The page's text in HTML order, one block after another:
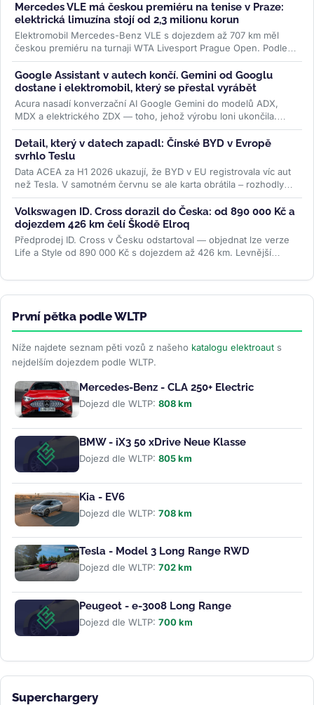
Mercedes VLE má českou premiéru na tenise v Praze:
elektrická limuzína stojí od 2,3 milionu korun
Elektromobil Mercedes-Benz VLE s dojezdem až 707 km měl
českou premiéru na turnaji WTA Livesport Prague Open. Podle
konfigurátoru automobilky...>>
Google Assistant v autech končí. Gemini od Googlu
dostane i elektromobil, který se přestal vyrábět
Acura nasadí konverzační AI Google Gemini do modelů ADX,
MDX a elektrického ZDX — toho, jehož výrobu loni ukončila.
Přidává se k vlně,...>>
Detail, který v datech zapadl: Čínské BYD v Evropě
svrhlo Teslu
Data ACEA za H1 2026 ukazují, že BYD v EU registrovala víc aut
než Tesla. V samotném červnu se ale karta obrátila – rozhodly
ceny paliv i...>>
Volkswagen ID. Cross dorazil do Česka: od 890 000 Kč a
dojezdem 426 km čelí Škodě Elroq
Předprodej ID. Cross v Česku odstartoval — objednat lze verze
Life a Style od 890 000 Kč s dojezdem až 426 km. Levnější
První pětka podle WLTP
Níže najdete seznam pěti vozů z našeho katalogu elektroaut s
nejdelším dojezdem podle WLTP.
Mercedes-Benz - CLA 250+ Electric
Dojezd dle WLTP: 808 km
BMW - iX3 50 xDrive Neue Klasse
Dojezd dle WLTP: 805 km
Kia - EV6
Dojezd dle WLTP: 708 km
Tesla - Model 3 Long Range RWD
Dojezd dle WLTP: 702 km
Peugeot - e-3008 Long Range
Dojezd dle WLTP: 700 km
Superchargery